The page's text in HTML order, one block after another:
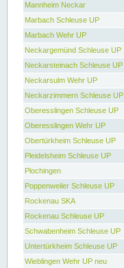
Mannheim Neckar
Marbach Schleuse UP
Marbach Wehr UP
Neckargemünd Schleuse UP
Neckarsteinach Schleuse UP
Neckarsulm Wehr UP
Neckarzimmern Schleuse UP
Oberesslingen Schleuse UP
Oberesslingen Wehr UP
Obertürkheim Schleuse UP
Pleidelsheim Schleuse UP
Plochingen
Poppenweiler Schleuse UP
Rockenau SKA
Rockenau Schleuse UP
Schwabenheim Schleuse UP
Untertürkheim Schleuse UP
Wieblingen Wehr UP neu